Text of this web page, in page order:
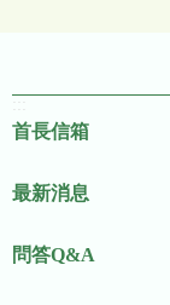
首長信箱
最新消息
問答Q&A